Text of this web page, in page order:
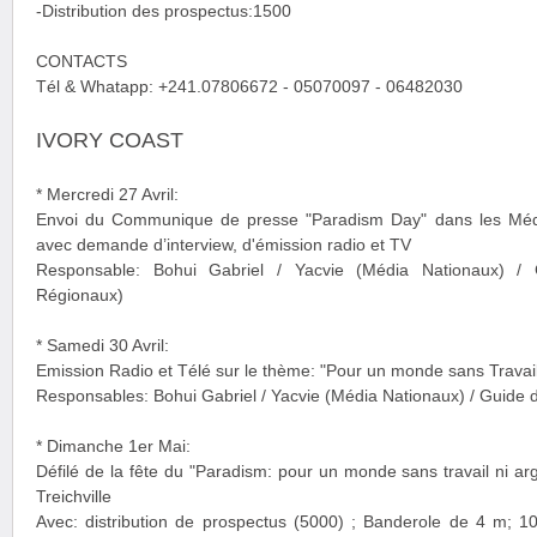
-Distribution des prospectus:1500
CONTACTS
Tél & Whatapp: +241.07806672 - 05070097 - 06482030
IVORY COAST
* Mercredi 27 Avril:
Envoi du Communique de presse "Paradism Day" dans les
avec demande d’interview, d'émission radio et TV
Responsable: Bohui Gabriel / Yacvie (Média Nationaux) /
Régionaux)
* Samedi 30 Avril:
Emission Radio et Télé sur le thème: "Pour un monde sans
Responsables: Bohui Gabriel / Yacvie (Média Nationaux) / Guide
* Dimanche 1er Mai:
Défilé de la fête du "Paradism: pour un monde sans travail ni
Treichville
Avec: distribution de prospectus (5000) ; Banderole de 4 m;